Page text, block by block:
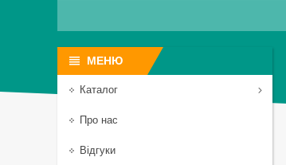
Каталог
Про нас
Відгуки